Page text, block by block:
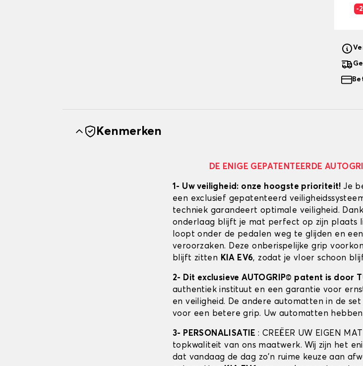
-
Kenmerken
DE ENIGE GEPATENTEERDE
1- Uw veiligheid: onze hoogste prioriteit!Je
een exclusief gepatenteerd
techniek garandeert optimale veiligheid.
onderlaag blijft je mat perfect op zijn plaats
loopt onder de pedalen weg te glijden en
veroorzaken. Deze onberispelijke grip
blijft zitten KIA EV6, zodat je vloer schoon
2- Dit exclusieve AUTOGRIP© patent is door
authentiek instituut en een garantie voor
en veiligheid. De andere automatten in de
voor een betere grip. Uw automatten
3- PERSONALISATIE: CREËER UW EIGEN
topkwaliteit van ons maatwerk. Wij zijn het
dat vandaag de dag zo'n ruime keuze aan